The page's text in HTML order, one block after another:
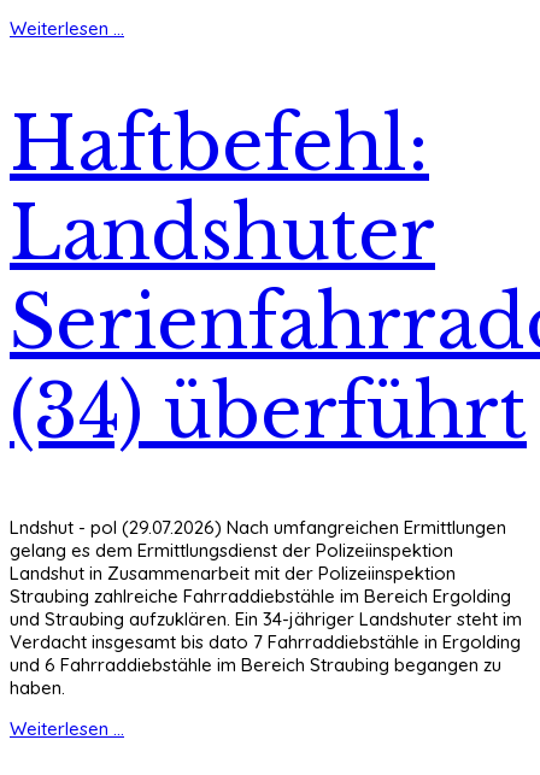
Weiterlesen ...
Haftbefehl:
Landshuter
(34) überführt
Lndshut - pol (29.07.2026) Nach umfangreichen Ermittlungen
gelang es dem Ermittlungsdienst der Polizeiinspektion
Landshut in Zusammenarbeit mit der Polizeiinspektion
Straubing zahlreiche Fahrraddiebstähle im Bereich Ergolding
und Straubing aufzuklären. Ein 34-jähriger Landshuter steht im
Verdacht insgesamt bis dato 7 Fahrraddiebstähle in Ergolding
und 6 Fahrraddiebstähle im Bereich Straubing begangen zu
haben.
Weiterlesen ...